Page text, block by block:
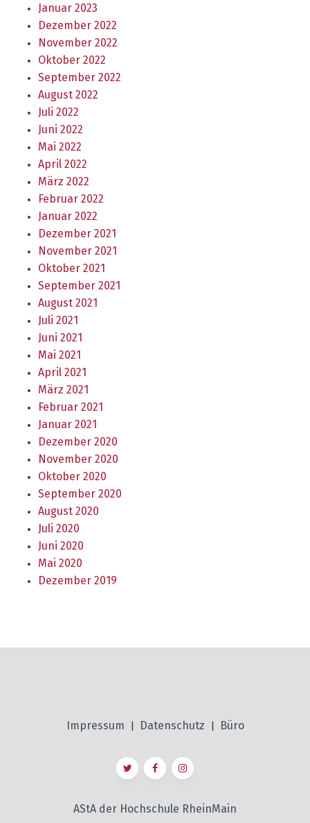
Januar 2023
Dezember 2022
November 2022
Oktober 2022
September 2022
August 2022
Juli 2022
Juni 2022
Mai 2022
April 2022
März 2022
Februar 2022
Januar 2022
Dezember 2021
November 2021
Oktober 2021
September 2021
August 2021
Juli 2021
Juni 2021
Mai 2021
April 2021
März 2021
Februar 2021
Januar 2021
Dezember 2020
November 2020
Oktober 2020
September 2020
August 2020
Juli 2020
Juni 2020
Mai 2020
Dezember 2019
Impressum Datenschutz Büro
AStA der Hochschule RheinMain